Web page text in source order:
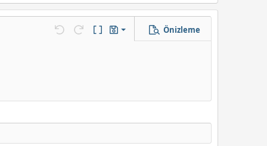
Geri alileri alBB Kod aç/kapat
Taslaklar
Taslağı kaydet
Önizleme